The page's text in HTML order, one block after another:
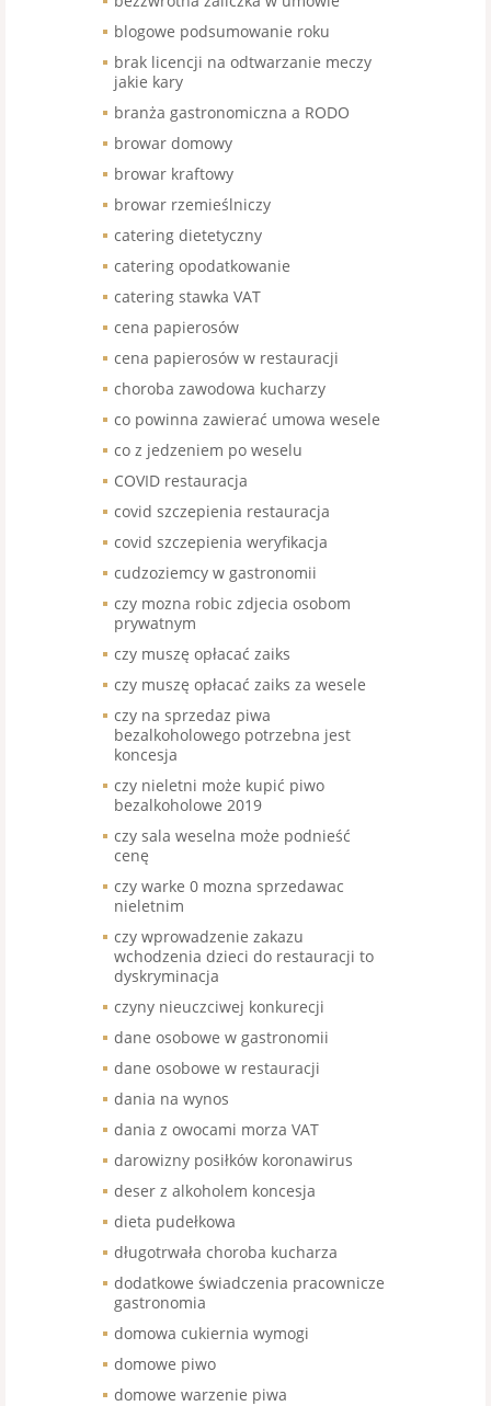
blogowe podsumowanie roku
brak licencji na odtwarzanie meczy
jakie kary
branża gastronomiczna a RODO
browar domowy
browar kraftowy
browar rzemieślniczy
catering dietetyczny
catering opodatkowanie
catering stawka VAT
cena papierosów
cena papierosów w restauracji
choroba zawodowa kucharzy
co powinna zawierać umowa wesele
co z jedzeniem po weselu
COVID restauracja
covid szczepienia restauracja
covid szczepienia weryfikacja
cudzoziemcy w gastronomii
czy mozna robic zdjecia osobom
prywatnym
czy muszę opłacać zaiks
czy muszę opłacać zaiks za wesele
czy na sprzedaz piwa
bezalkoholowego potrzebna jest
koncesja
czy nieletni może kupić piwo
bezalkoholowe 2019
czy sala weselna może podnieść
cenę
czy warke 0 mozna sprzedawac
nieletnim
czy wprowadzenie zakazu
wchodzenia dzieci do restauracji to
dyskryminacja
czyny nieuczciwej konkurecji
dane osobowe w gastronomii
dane osobowe w restauracji
dania na wynos
dania z owocami morza VAT
darowizny posiłków koronawirus
deser z alkoholem koncesja
dieta pudełkowa
długotrwała choroba kucharza
dodatkowe świadczenia pracownicze
gastronomia
domowa cukiernia wymogi
domowe piwo
domowe warzenie piwa